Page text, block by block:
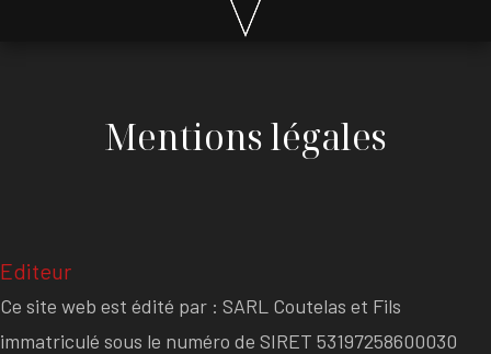
Mentions légales
Editeur
Ce site web est édité par : SARL Coutelas et Fils
immatriculé sous le numéro de SIRET 53197258600030